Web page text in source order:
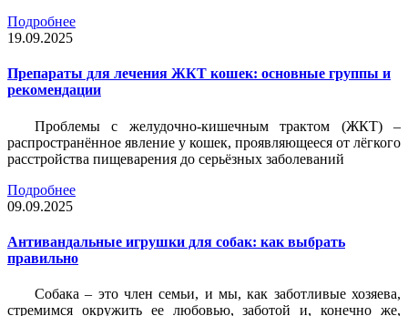
Подробнее
19.09.2025
Препараты для лечения ЖКТ кошек: основные группы и
рекомендации
Проблемы с желудочно-кишечным трактом (ЖКТ) –
распространённое явление у кошек, проявляющееся от лёгкого
расстройства пищеварения до серьёзных заболеваний
Подробнее
09.09.2025
Антивандальные игрушки для собак: как выбрать
правильно
Собака – это член семьи, и мы, как заботливые хозяева,
стремимся окружить ее любовью, заботой и, конечно же,